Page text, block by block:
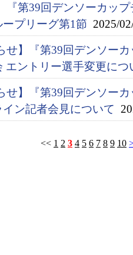
『第39回デンソーカッ
プリーグ第1節 2025/
せ】『第39回デンソー
エントリー選手変更につ
せ】『第39回デンソー
ン記者会見について
<< 1 2 3 4 5 6 7 8 9 10